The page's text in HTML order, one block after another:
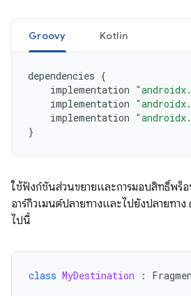
Groovy Kotlin
dependencies {
implementation
implementation
implementation
}
ใช้ฟังก์ชันส่วนขยายและการมอบสิทธิ์พร็อ
อาร์กิวเมนต์ปลายทางและไปยังปลายทา
ไปนี้
class MyDestination :